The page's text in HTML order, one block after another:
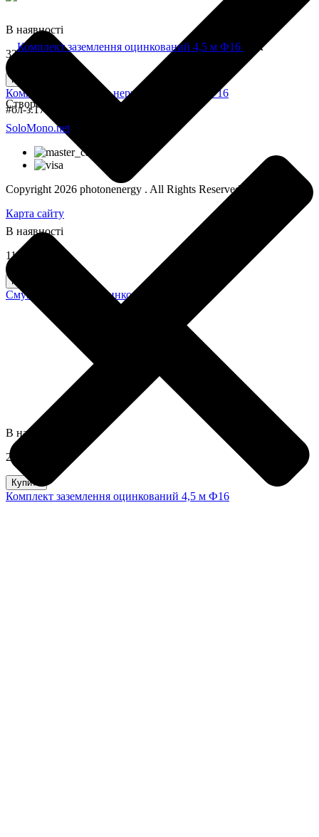
В наявності
3300,0 грн
Купити
Комплект заземлення нержавіючий 4,5 м Ф16
В наявності
110,0 грн
Купити
Смуга заземлення оцинкована 25х4
#бл-з.17
В наявності
2250,0 грн
Купити
Комплект заземлення оцинкований 4,5 м Ф16
Створення інтернет-магазину
SoloMono.net
Copyright 2026 photonenergy . All Rights Reserved
Карта сайту